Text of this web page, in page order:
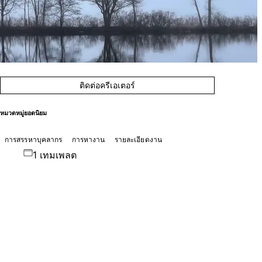
ติดต่อครีเอเตอร์
หมวดหมู่ยอดนิยม
การสรรหาบุคลากร การหางาน รายละเอียดงาน
1 เทมเพลต